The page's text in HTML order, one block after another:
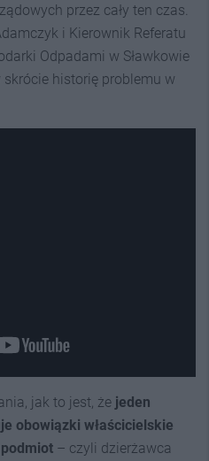
przez cały ten czas.
i Kierownik Referatu
Odpadami w Sławkowie
historię problemu w
jak to jest, że jeden
obowiązki właścicielskie
– czyli dzierżawca